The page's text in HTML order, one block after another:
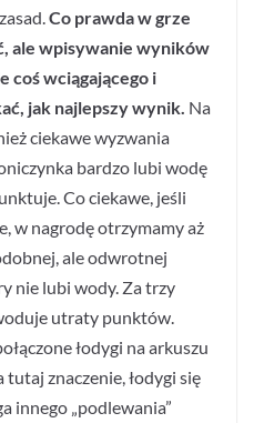
Co prawda w grze
ale wpisywanie wyników
coś wciągającego i
jak najlepszy wynik. Na
ciekawe wyzwania
bardzo lubi wodę
Co ciekawe, jeśli
w nagrodę otrzymamy aż
ale odwrotnej
nie lubi wody. Za trzy
utraty punktów.
łodygi na arkuszu
znaczenie, łodygi się
innego „podlewania”